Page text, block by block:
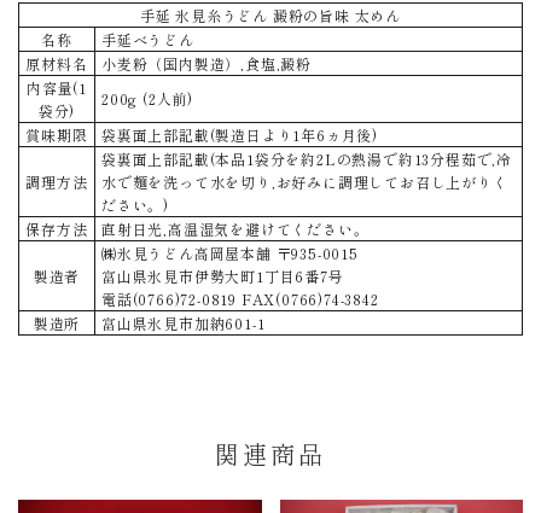
手延 氷見糸うどん 澱粉の旨味 太めん
名称
手延べうどん
原材料名
小麦粉（国内製造）,食塩,澱粉
内容量(1
袋分)
200g (2人前)
賞味期限
袋裏面上部記載(製造日より1年6ヵ月後)
調理方法
袋裏面上部記載(本品1袋分を約2Lの熱湯で約13分程茹で,冷
水で麺を洗って水を切り,お好みに調理してお召し上がりく
ださい。)
保存方法
直射日光,高温湿気を避けてください。
製造者
㈱氷見うどん高岡屋本舗 〒935-0015
富山県氷見市伊勢大町1丁目6番7号
電話(0766)72-0819 FAX(0766)74-3842
製造所
富山県氷見市加納601-1
関連商品